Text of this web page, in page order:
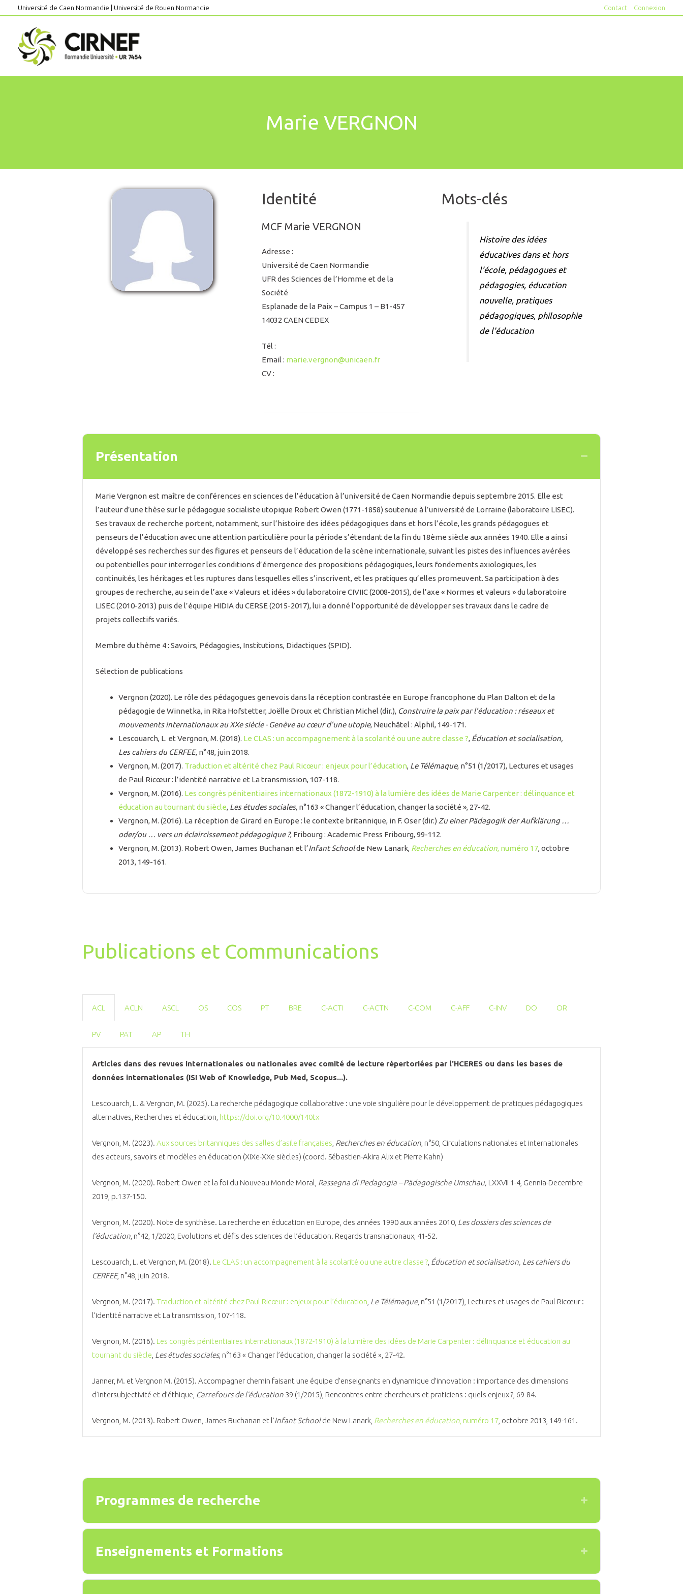
contenu
Université de Caen Normandie Université de Rouen Normandie Contact Connexion
Marie VERGNON
Identité
MCF Marie VERGNON
Adresse :
Université de Caen Normandie
UFR des Sciences de l’Homme et de la
Société
Esplanade de la Paix – Campus 1 – B1-457
14032 CAEN CEDEX
Tél :
Email : marie.vergnon@unicaen.fr
CV :
Mots-clés
Histoire des idées
éducatives dans et hors
l’école, pédagogues et
pédagogies, éducation
nouvelle, pratiques
pédagogiques, philosophie
de l'éducation
Présentation Collapse
Marie Vergnon est maître de conférences en sciences de l’éducation à l’université de Caen Normandie depuis septembre 2015. Elle est
l’auteur d’une thèse sur le pédagogue socialiste utopique Robert Owen (1771-1858) soutenue à l’université de Lorraine (laboratoire LISEC).
Ses travaux de recherche portent, notamment, sur l’histoire des idées pédagogiques dans et hors l’école, les grands pédagogues et
penseurs de l’éducation avec une attention particulière pour la période s’étendant de la fin du 18ème siècle aux années 1940. Elle a ainsi
développé ses recherches sur des figures et penseurs de l’éducation de la scène internationale, suivant les pistes des influences avérées
ou potentielles pour interroger les conditions d’émergence des propositions pédagogiques, leurs fondements axiologiques, les
continuités, les héritages et les ruptures dans lesquelles elles s’inscrivent, et les pratiques qu’elles promeuvent. Sa participation à des
groupes de recherche, au sein de l’axe « Valeurs et idées » du laboratoire CIVIIC (2008-2015), de l’axe « Normes et valeurs » du laboratoire
LISEC (2010-2013) puis de l’équipe HIDIA du CERSE (2015-2017), lui a donné l’opportunité de développer ses travaux dans le cadre de
projets collectifs variés.
Membre du thème 4 : Savoirs, Pédagogies, Institutions, Didactiques (SPID).
Sélection de publications
Vergnon (2020). Le rôle des pédagogues genevois dans la réception contrastée en Europe francophone du Plan Dalton et de la
pédagogie de Winnetka, in Rita Hofstetter, Joëlle Droux et Christian Michel (dir.), Construire la paix par l’éducation : réseaux et
mouvements internationaux au XXe siècle - Genève au cœur d’une utopie, Neuchâtel : Alphil, 149-171.
Lescouarch, L. et Vergnon, M. (2018). Le CLAS : un accompagnement à la scolarité ou une autre classe ?, Éducation et socialisation,
Les cahiers du CERFEE, n°48, juin 2018.
Vergnon, M. (2017). Traduction et altérité chez Paul Ricœur : enjeux pour l’éducation, Le Télémaque, n°51 (1/2017), Lectures et usages
de Paul Ricœur : l’identité narrative et La transmission, 107-118.
Vergnon, M. (2016). Les congrès pénitentiaires internationaux (1872-1910) à la lumière des idées de Marie Carpenter : délinquance et
éducation au tournant du siècle, Les études sociales, n°163 « Changer l’éducation, changer la société », 27-42.
Vergnon, M. (2016). La réception de Girard en Europe : le contexte britannique, in F. Oser (dir.) Zu einer Pädagogik der Aufklärung …
oder/ou … vers un éclaircissement pédagogique ?, Fribourg : Academic Press Fribourg, 99-112.
Vergnon, M. (2013). Robert Owen, James Buchanan et l’Infant Schoolde New Lanark, Recherches en éducation, numéro 17, octobre
2013, 149-161.
Publications et Communications
ACL ACLN ASCL OS COS PT BRE C-ACTI C-ACTN C-COM C-AFF C-INV DO OR
PV PAT AP TH
Articles dans des revues internationales ou nationales avec comité de lecture répertoriées par l'HCERES ou dans les bases de
données internationales (ISI Web of Knowledge, Pub Med, Scopus...).
Lescouarch, L. & Vergnon, M. (2025). La recherche pédagogique collaborative : une voie singulière pour le développement de pratiques pédagogiques
alternatives, Recherches et éducation, https://doi.org/10.4000/140tx
Vergnon, M. (2023). Aux sources britanniques des salles d’asile françaises Recherches en éducation , n°50, Circulations nationales et internationales
des acteurs, savoirs et modèles en éducation (XIXe-XXe siècles) (coord. Sébastien-Akira Alix et Pierre Kahn)
Vergnon, M. (2020). Robert Owen et la foi du Nouveau Monde Moral, Rassegna di Pedagogia – Pädagogische Umschau, LXXVII 1-4, Gennia-Decembre
2019, p.137-150.
Vergnon, M. (2020). Note de synthèse. La recherche en éducation en Europe, des années 1990 aux années 2010, Les dossiers des sciences de
l‘éducation , n°42, 1/2020, Evolutions et défis des sciences de l’éducation. Regards transnationaux, 41-52.
Lescouarch, L. et Vergnon, M. (2018). Le CLAS : un accompagnement à la scolarité ou une autre classe ? Éducation et socialisation, Les cahiers du
CERFEE, n°48, juin 2018.
Vergnon, M. (2017). Traduction et altérité chez Paul Ricœur : enjeux pour l’éducation Le Télémaque, n°51 (1/2017), Lectures et usages de Paul Ricœur :
l’identité narrative et La transmission, 107-118.
Vergnon, M. (2016). Les congrès pénitentiaires internationaux (1872-1910) à la lumière des idées de Marie Carpenter : délinquance et éducation au
tournant du siècle Les études sociales, n°163 « Changer l’éducation, changer la société », 27-42.
Janner, M. et Vergnon M. (2015). Accompagner chemin faisant une équipe d’enseignants en dynamique d’innovation : importance des dimensions
d’intersubjectivité et d’éthique, Carrefours de l’éducation 39 (1/2015), Rencontres entre chercheurs et praticiens : quels enjeux ?, 69-84.
Vergnon, M. (2013). Robert Owen, James Buchanan et l’Infant Schoolde New Lanark, Recherches en éducation , numéro 17 , octobre 2013, 149-161.
Programmes de recherche Expand
Enseignements et Formations Expand